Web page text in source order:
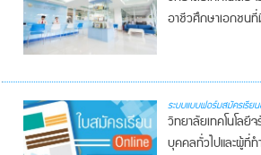
อาชีวศึกษาเอกช
ระบบแบบฟอร์มสมัครเรีย
วิทยาลัยเทคโนโล
บุคคลทั่วไปและผู้ที่